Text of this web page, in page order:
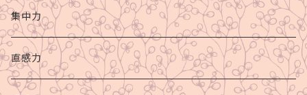
集中力
直感力